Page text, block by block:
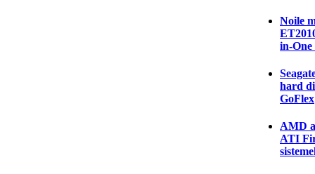
Noile
in-
hard
GoFlex
AMD
ATI